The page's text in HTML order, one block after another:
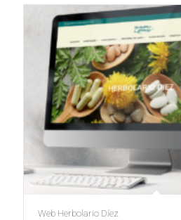
Web Herbolario Díez